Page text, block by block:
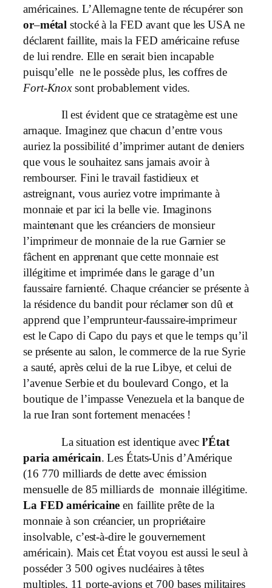
américaines. L’Allemagne tente de récupérer son
or–métal stocké à la FED avant que les USA ne
déclarent faillite, mais la FED américaine refuse
de lui rendre. Elle en serait bien incapable
puisqu’elle ne le possède plus, les coffres de
Fort-Knoxsont probablement vides.
Il est évident que ce stratagème est une
arnaque. Imaginez que chacun d’entre vous
auriez la possibilité d’imprimer autant de deniers
que vous le souhaitez sans jamais avoir à
rembourser. Fini le travail fastidieux et
astreignant, vous auriez votre imprimante à
monnaie et par ici la belle vie. Imaginons
maintenant que les créanciers de monsieur
l’imprimeur de monnaie de la rue Garnier se
fâchent en apprenant que cette monnaie est
illégitime et imprimée dans le garage d’un
faussaire farnienté. Chaque créancier se présente à
la résidence du bandit pour réclamer son dû et
apprend que l’emprunteur-faussaire-imprimeur
est le Capo di Capo du pays et que le temps qu’il
se présente au salon, le commerce de la rue Syrie
a sauté, après celui de la rue Libye, et celui de
l’avenue Serbie et du boulevard Congo, et la
boutique de l’impasse Venezuela et la banque de
la rue Iran sont fortement menacées !
La situation est identique avec l’État
paria américain. Les États-Unis d’Amérique
(16 770 milliards de dette avec émission
mensuelle de 85 milliards de monnaie illégitime.
La FED américaine en faillite prête de la
monnaie à son créancier, un propriétaire
insolvable, c’est-à-dire le gouvernement
américain). Mais cet État voyou est aussi le seul à
posséder 3 500 ogives nucléaires à têtes
multiples, 11 porte-avions et 700 bases militaires